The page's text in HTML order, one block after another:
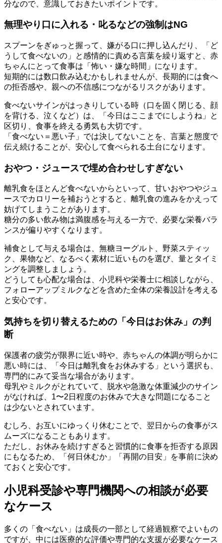
分なので、意識しておきたいポイントです。
無理やり口に入れる・叱るなどの強制はNG
スプーンをぎゅっと握って、嫌がる口に押し込んだり、「ど
うして食べないの」と感情的に責める言葉を繰り返すと、赤
ちゃんにとって食事は「怖い・嫌な時間」になります。
短期的には数口飲み込むかもしれませんが、長期的には食へ
の拒否感や、親への不信感につながるリスクがあります。
食べないサインがはっきりしている時（口を固く閉じる、顔
を背ける、泣くなど）は、「今日はここまでにしようね」と
区切り、食事を終える勇気も大切です。
「食べない＝悪い子」では決してないことを、言葉と態度で
伝え続けることが、安心して食べられる土台になります。
おやつ・ジュースで埋め合わせしすぎない
離乳食をほとんど食べないからといって、甘いおやつやジュ
ースでカロリーを補おうとすると、離乳食の進みをかえって
妨げてしまうことがあります。
糖分の多い飲み物は満腹感を与える一方で、必要な栄養バラ
ンスが偏りやすくなります。
補食として与える場合は、無糖ヨーグルト、野菜スティッ
ク、果物など、なるべく素材に近いものを選び、量とタイミ
ングを調整しましょう。
どうしても心配な場合は、小児科や栄養士に相談しながら、
フォローアップミルクなどを含めた全体の栄養設計を考える
と安心です。
気持ちを切り替えるための「今日はお休み」の判
断
保護者の疲労が限界に近い時や、赤ちゃんの体調が明らかに
悪い時には、「今日は離乳食をお休みする」という選択も、
専門的にみて妥当な場合があります。
母乳やミルクがとれていて、脱水や急激な体重減少のサイン
がなければ、1〜2日程度のお休みで大きな問題になること
は少ないとされています。
むしろ、お互いにゆっくり休むことで、翌日からの食事がス
ムーズになることもあります。
ただし、お休みを続けすぎると習慣的に食事を拒否する原因
にもなるため、「何日休むか」「再開の目安」を事前に決め
ておくと安心です。
小児科受診や専門機関への相談が必要
なケース
多くの「食べない」は成長の一部として経過観察でよいもの
ですが、中には医療的な評価や専門的な支援が必要なケース